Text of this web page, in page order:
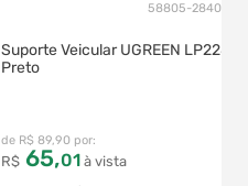
58805-284030
Suporte Veicular UGREEN LP228 |
Preto
R$ 89,90
R$ 65,01 à vista